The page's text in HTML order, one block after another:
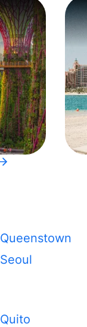
Queenstown
Seoul
Quito